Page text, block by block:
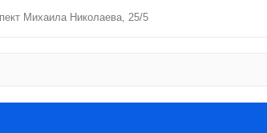
Михаила Николаева, 25/5